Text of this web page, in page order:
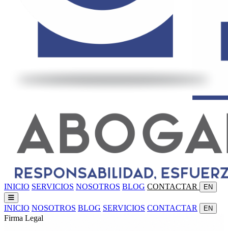
INICIO SERVICIOS NOSOTROS BLOG CONTACTAR EN
INICIO NOSOTROS BLOG SERVICIOS CONTACTAR EN
Firma Legal